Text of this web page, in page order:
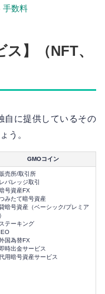
手数料
】（NFT、
自に提供しているその
う。
GMOコイン
販売所/取引所
バレッジ取引
号資産FX
つみたて暗号資産
貸暗号資産（ベーシック/プレミア
テーキング
国為替FX
時出金サービス
代用暗号資産サービス